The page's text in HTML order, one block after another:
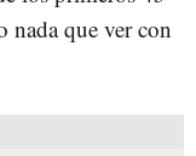
nada que ver con